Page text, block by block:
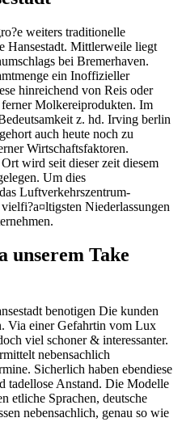
weiters traditionelle
Hansestadt. Mittlerweile liegt
bei Bremerhaven.
ein Inoffizieller
hinreichend von Reis oder
Molkereiprodukten. Im
z. hd. Irving berlin
auch heute noch zu
Wirtschaftsfaktoren.
wird seit dieser zeit diesem
Um dies
Luftverkehrszentrum-
Niederlassungen
unserem Take
benotigen Die kunden
Via einer Gefahrtin vom Lux
viel schoner & interessanter.
nebensachlich
Sicherlich haben ebendiese
tadellose Anstand. Die Modelle
etliche Sprachen, deutsche
nebensachlich, genau so wie